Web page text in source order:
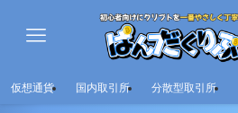
仮想通貨 国内取引所 分散型取引所